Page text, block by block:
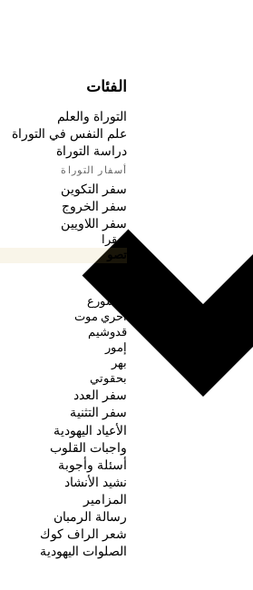
الفئات
التوراة والعلم
علم النفس في التوراة
دراسة التوراة
أسفار التوراة
سفر التكوين
سفر الخروج
سفر اللاويين
ويقرا
تصو
متسورع
أحري موت
قدوشيم
إمور
بهر
بحقوتي
سفر العدد
سفر التثنية
الأعياد اليهودية
واجبات القلوب
أسئلة وأجوبة
نشيد الأنشاد
المزامير
رسالة الرمبان
شعر الراف كوك
الصلوات اليهودية